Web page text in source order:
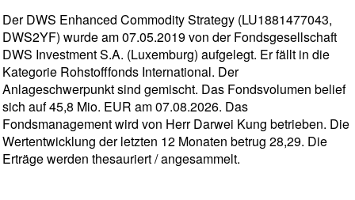
Der DWS Enhanced Commodity Strategy (LU1881477043,
DWS2YF) wurde am 07.05.2019 von der Fondsgesellschaft
DWS Investment S.A. (Luxemburg) aufgelegt. Er fällt in die
Kategorie Rohstofffonds International. Der
Anlageschwerpunkt sind gemischt. Das Fondsvolumen belief
sich auf 45,8 Mio. EUR am 07.08.2026. Das
Fondsmanagement wird von Herr Darwei Kung betrieben. Die
Wertentwicklung der letzten 12 Monaten betrug 28,29. Die
Erträge werden thesauriert / angesammelt.